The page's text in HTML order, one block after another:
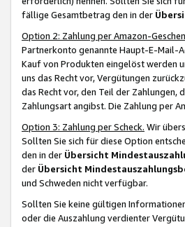
fällige Gesamtbetrag den in der
Option 2: Zahlung per Amazon-
Partnerkonto genannte Haupt-E-Mail-
Kauf von Produkten eingelöst werden
uns das Recht vor, Vergütungen
das Recht vor, den Teil der
Zahlungsart angibst. Die Zahlung per
Option 3: Zahlung per Scheck. Wir
Sollten Sie sich für diese Option
den in der Übersicht
der Übersicht
und Schweden nicht verfügbar.
Sollten Sie keine gültigen
oder die Auszahlung verdienter